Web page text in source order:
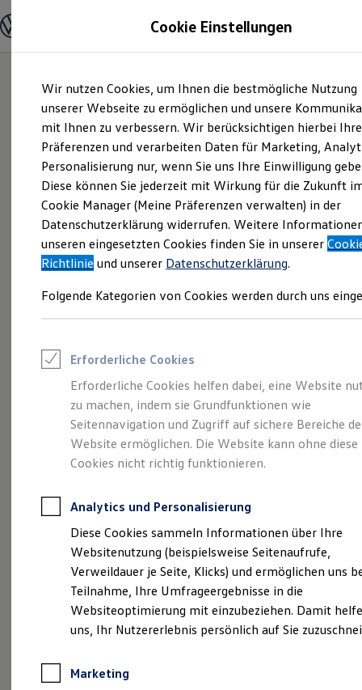
Hauptinhalt
springen
Footer
springen
Modelle und Konfigurator
Modelle vergleichen
Elektroautos
ENERGY Sondermodelle
Nutzfahrzeuge
SUV und CUV
Familienautos
Kombis
Kompaktwagen
Sportwagen
Schnell verfügbare Fahrzeuge
Angebote und Produkte
Aktuelle Angebote
E-Auto-Förderung
Volkswagen Marktplatz
Junge Gebrauchtwagen und Gebrauchtwagen
Saisonangebote
Leasing
Leasing-Angebote
Gebrauchtwagen Leasing
Junge Gebrauchtwagen-Leasing
Elektroauto Leasing
Kleinwagen-Leasing
Leasing ohne Anzahlung
Autokredit mit Schlussrate
Versicherungen und Garantien
Kfz-Versicherung
Restschuldversicherungen
Garantien
Wartungsverträge
Geschäftskunden
Professional Class bei Volkswagen
Großkunden
Behörden
Anpfiff zum Gewinn
Allgemeine
Impressum & Rechtliches)
Allgemeine
Geschäftsbedingungen
§ 1 Geltungsbereich
Cookie Einstellungen
Wir nutzen Cookies, um Ihnen die bestmögliche Nutzung
unserer Webseite zu ermöglichen und unsere
mit Ihnen zu verbessern. Wir berücksichtigen hierbei Ihre
Präferenzen und verarbeiten Daten für Marketing,
Personalisierung nur, wenn Sie uns Ihre Einwilligung
Diese können Sie jederzeit mit Wirkung für die Zukunft
Cookie Manager (Meine Präferenzen verwalten) in der
Datenschutzerklärung widerrufen. Weitere
unseren eingesetzten Cookies finden Sie in unserer
Richtlinie und unserer Datenschutzerklärung.
Folgende Kategorien von Cookies werden durch uns
Erforderliche Cookies
Erforderliche Cookies helfen dabei, eine Website
zu machen, indem sie Grundfunktionen wie
Seitennavigation und Zugriff auf sichere Bereiche
Website ermöglichen. Die Website kann ohne diese
Cookies nicht richtig funktionieren.
Analytics und Personalisierung
Diese Cookies sammeln Informationen über Ihre
Websitenutzung (beispielsweise Seitenaufrufe,
Verweildauer je Seite, Klicks) und ermöglichen uns
Teilnahme, Ihre Umfrageergebnisse in die
Websiteoptimierung mit einzubeziehen. Damit
uns, Ihr Nutzererlebnis persönlich auf Sie
Marketing